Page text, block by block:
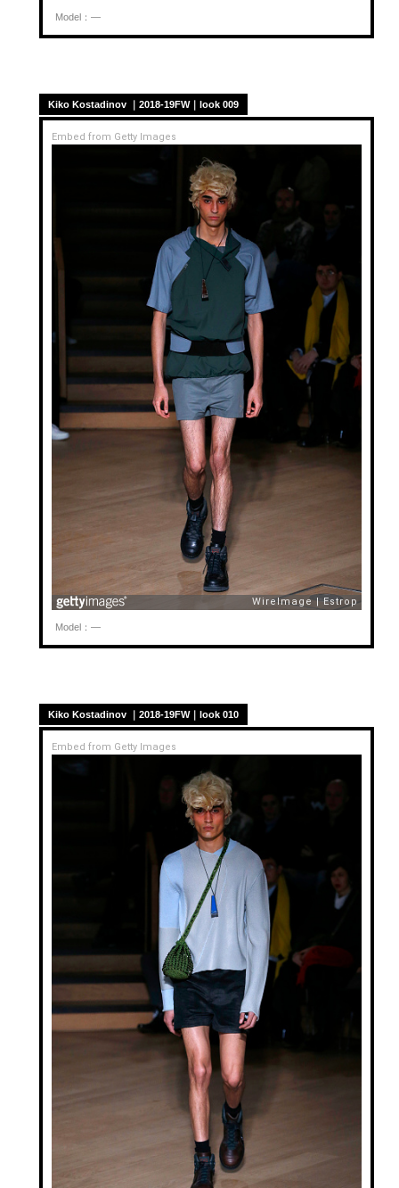
Model：—
Kiko Kostadinov ｜2018-19FW｜look 009
Embed from Getty Images
Model：—
Kiko Kostadinov ｜2018-19FW｜look 010
Embed from Getty Images